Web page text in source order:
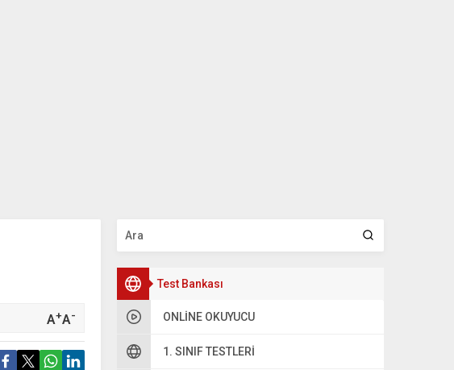
Test Bankası
ONLINE OKUYUCU
1. SINIF TESTLERI
A+A-